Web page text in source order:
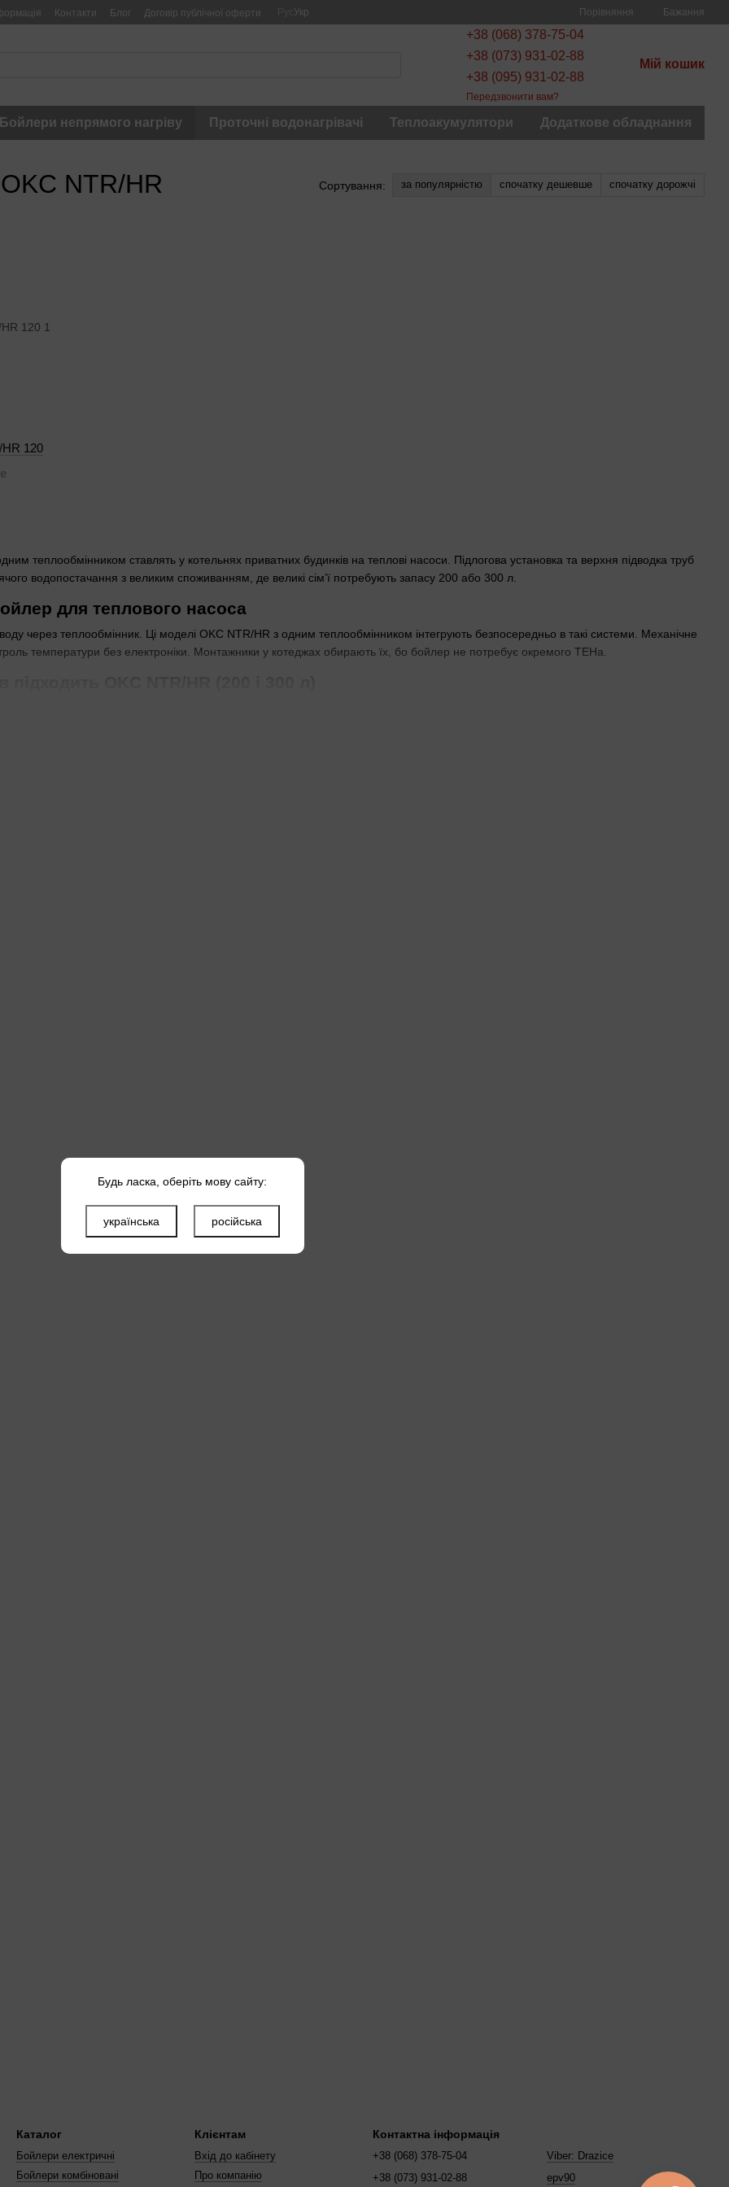
Контакти Блог Договір публічної оферти Укр Порівняння Бажання
+38 (068) 378-75-04
+38 (073) 931-02-88
+38 (095) 931-02-88
Передзвонити вам?
Мій кошик
Бойлери непрямого нагріву Проточні водонагрівачі Теплоакумулятори Додаткове обладнання
NTR/HR Сортування: за популярністю спочатку дешевше спочатку дорожчі
теплообмінником ставлять у котельнях приватних будинків на теплові насоси. Підлогова установка та верхня підводка труб
водопостачання з великим споживанням, де великі сім’ї потребують запасу 200 або 300 л.
для теплового насоса
через теплообмінник. Ці моделі OKC NTR/HR з одним теплообмінником інтегрують безпосередньо в такі системи. Механічне
температури без електроніки. Монтажники у котеджах обирають їх, бо бойлер не потребує окремого ТЕНа.
120
Каталог
Бойлери електричні
Бойлери комбіновані
Клієнтам
Вхід до кабінету
Про компанію
Контактна інформація
+38 (068) 378-75-04
+38 (073) 931-02-88
Viber: Drazice
epv90
Будь ласка, оберіть мову сайту:
українська російська